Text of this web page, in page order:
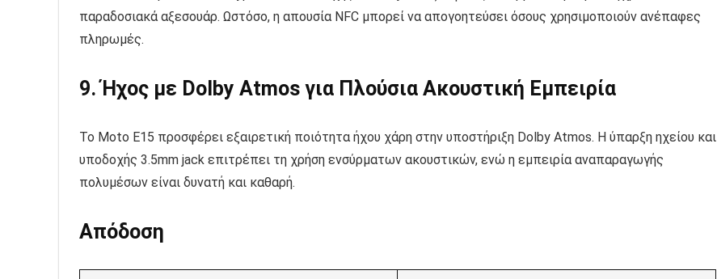
παραδοσιακά αξεσουάρ. Ωστόσο, η απουσία NFC μπορεί να απογοητεύσει όσους χρησιμοποιούν ανέπαφες
πληρωμές.
9. Ήχος με Dolby Atmos για Πλούσια Ακουστική Εμπειρία
Το Moto E15 προσφέρει εξαιρετική ποιότητα ήχου χάρη στην υποστήριξη Dolby Atmos. Η ύπαρξη ηχείου και
υποδοχής 3.5mm jack επιτρέπει τη χρήση ενσύρματων ακουστικών, ενώ η εμπειρία αναπαραγωγής
πολυμέσων είναι δυνατή και καθαρή.
Απόδοση